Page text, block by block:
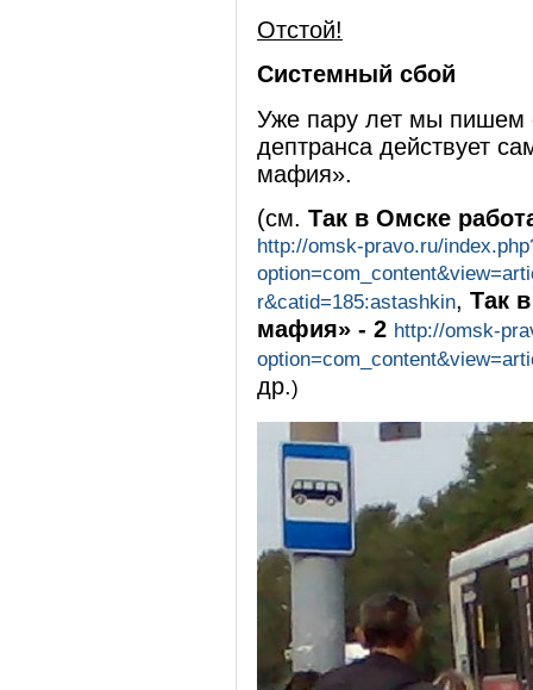
Отстой!
Системный сбой
Уже пару лет мы пишем
дептранса действует
мафия».
(см. Так в Омске
http://omsk-pravo.ru/
r&catid=185:astashkin, Так
мафия» - 2 http://omsk-
др.)